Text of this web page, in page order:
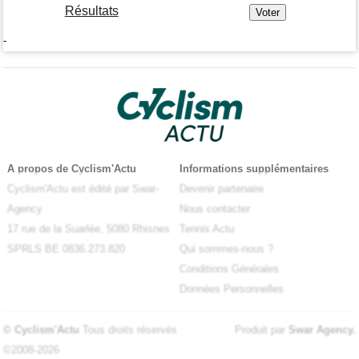
Résultats
-
A propos de Cyclism'Actu
Cyclism'Actu est édité par Swar-
Agency
17 rue de la Suarlée, 5080 Rhisnes
SPRLS BE 0836.273.820
Informations supplémentaires
Devenir partenaire
Nous contacter
Tennis Actu
Qui sommes-nous ?
Conditions Générales
Données Personnelles
© Cyclism'Actu Tous droits réservés
©2008-2026
Produit par Swar Agency.